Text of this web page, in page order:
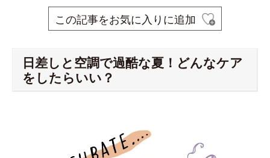
この記事をお気に入りに追加
日差しと空調で過酷な夏！どんなケア
をしたらいい？